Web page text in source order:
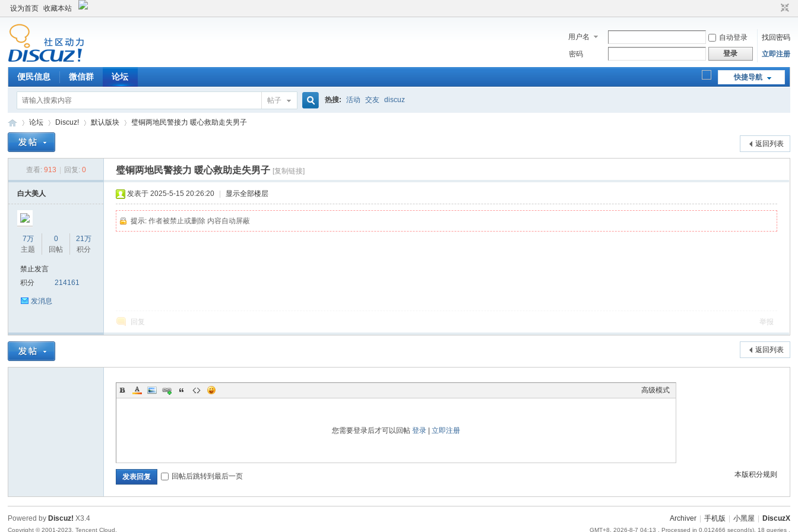
设为首页 收藏本站
用户名 自动登录
找回密码
密码
登录 立即注册
快捷导航
便民信息 微信群 论坛
帖子
索
热搜: 活动 交友 discuz
Bo
论坛
›
Discuz!
›
默认版块
›
璧铜两地民警接力 暖心救助走失男子
返回列表
查看: 913 回复: 0 璧铜两地民警接力 暖心救助走失男子 [复制链接]
白大美人
7万
主题
0
回帖
21万
积分
禁止发言
积分
214161
发消息
发表于 2025-5-15 20:26:20 显示全部楼层
提示:作者被禁止或删除 内容自动屏蔽
回复 举报
返回列表
高级模式
您需要登录后才可以回帖登录 |立即注册
本版积分规则
发表回复 回帖后跳转到最后一页
Archiver 手机版 小黑屋 DiscuzX
GMT+8, 2026-8-7 04:13 , Processed in 0.012466 second(s), 18 queries .
Powered by Discuz! X3.4
Copyright © 2001-2023, Tencent Cloud.